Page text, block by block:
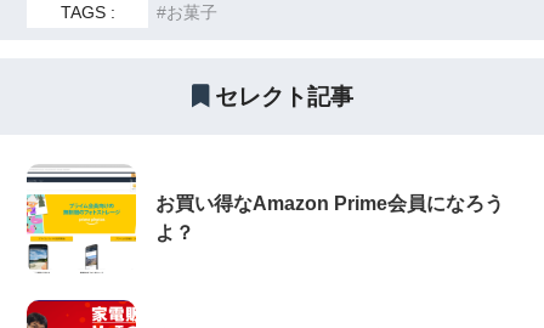
TAGS : お菓子
セレクト記事
お買い得なAmazon Prime会員になろう
よ？